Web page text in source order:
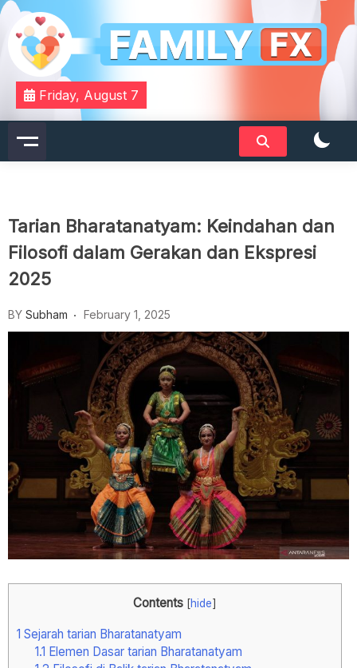
Skip
content
Familyfx
Your Daily Dose of Family Wisdom
Friday, August 7
Tarian Bharatanatyam: Keindahan dan
Filosofi dalam Gerakan dan Ekspresi
2025
BY Subham February 1, 2025
Contents [hide]
1 Sejarah tarian Bharatanatyam
1.1 Elemen Dasar tarian Bharatanatyam